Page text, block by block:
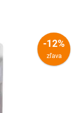
-12%
zľava